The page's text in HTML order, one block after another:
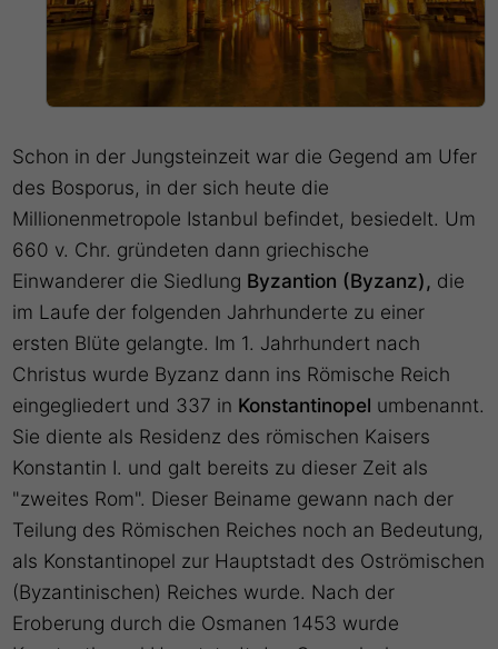
Schon in der Jungsteinzeit war die Gegend am Ufer
des Bosporus, in der sich heute die
Millionenmetropole Istanbul befindet, besiedelt. Um
660 v. Chr. gründeten dann griechische
Einwanderer die Siedlung Byzantion (Byzanz), die
im Laufe der folgenden Jahrhunderte zu einer
ersten Blüte gelangte. Im 1. Jahrhundert nach
Christus wurde Byzanz dann ins Römische Reich
eingegliedert und 337 in Konstantinopel umbenannt.
Sie diente als Residenz des römischen Kaisers
Konstantin I. und galt bereits zu dieser Zeit als
"zweites Rom". Dieser Beiname gewann nach der
Teilung des Römischen Reiches noch an Bedeutung,
als Konstantinopel zur Hauptstadt des Oströmischen
(Byzantinischen) Reiches wurde. Nach der
Eroberung durch die Osmanen 1453 wurde